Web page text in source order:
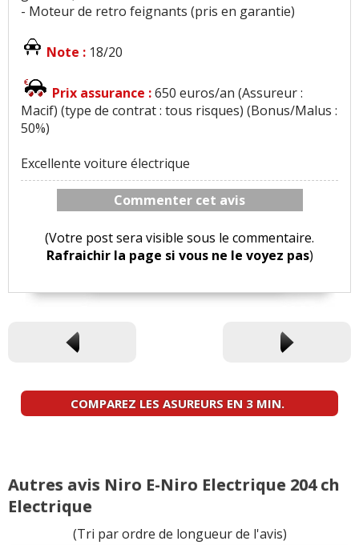
- Moteur de retro feignants (pris en garantie)
Note : 18/20
Prix assurance :650 euros/an (Assureur :
Macif) (type de contrat : tous risques) (Bonus/Malus :
50%)
Excellente voiture électrique
Commenter cet avis
(Votre post sera visible sous le commentaire.
Rafraichir la page si vous ne le voyez pas)
COMPAREZ LES ASUREURS EN 3 MIN.
Autres avis Niro E-Niro Electrique 204 ch
Electrique
(Tri par ordre de longueur de l'avis)